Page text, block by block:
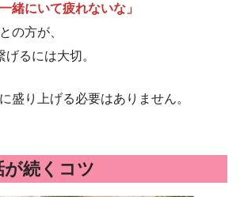
緒にいて疲れないな」
の方が、
るには大切。
盛り上げる必要はありません。
続くコツ